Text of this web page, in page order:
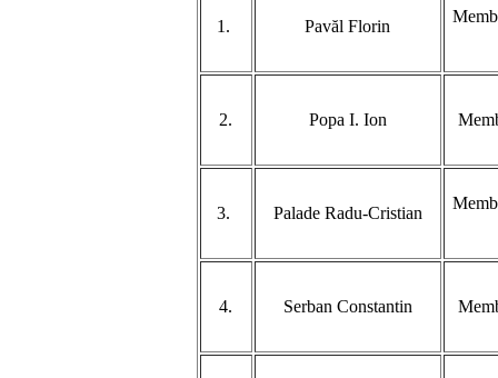
1. Pavăl Florin
2. Popa I. Ion
3. Palade Radu-Cristian
4. Serban Constantin